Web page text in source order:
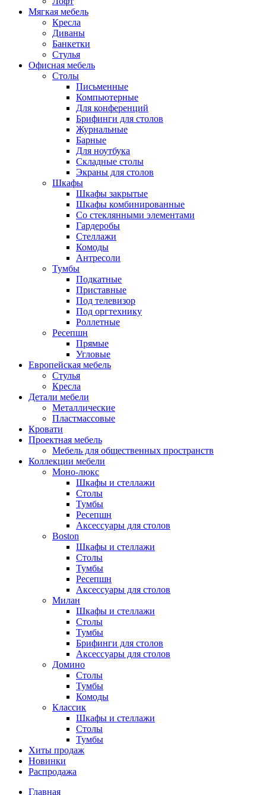
Мягкая мебель
Кресла
Диваны
Банкетки
Стулья
Офисная мебель
Столы
Письменные
Компьютерные
Для конференций
Брифинги для столов
Журнальные
Барные
Для ноутбука
Складные столы
Экраны для столов
Шкафы
Шкафы закрытые
Шкафы комбинированные
Со стеклянными элементами
Гардеробы
Стеллажи
Комоды
Антресоли
Тумбы
Подкатные
Приставные
Под телевизор
Под оргтехнику
Роллетные
Ресепшн
Прямые
Угловые
Европейская мебель
Стулья
Кресла
Детали мебели
Металлические
Пластмассовые
Кровати
Проектная мебель
Мебель для общественных пространств
Коллекции мебели
Моно-люкс
Шкафы и стеллажи
Столы
Тумбы
Ресепшн
Аксессуары для столов
Boston
Шкафы и стеллажи
Столы
Тумбы
Ресепшн
Аксессуары для столов
Милан
Шкафы и стеллажи
Столы
Тумбы
Брифинги для столов
Аксессуары для столов
Домино
Столы
Тумбы
Комоды
Классик
Шкафы и стеллажи
Столы
Тумбы
Хиты продаж
Новинки
Распродажа
Главная